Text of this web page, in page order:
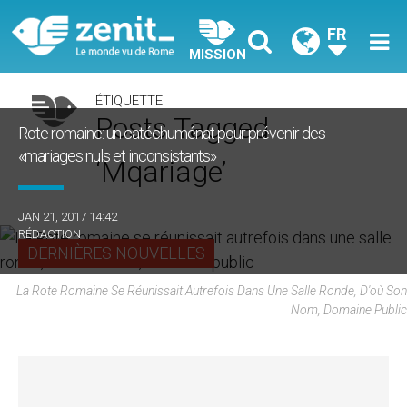
MISSION
FR
ÉTIQUETTE
Posts Tagged
‘mqariage’
DERNIÈRES NOUVELLES
Rote romaine: un catéchuménat pour prévenir des
«mariages nuls et inconsistants»
JAN 21, 2017 14:42
RÉDACTION
La Rote Romaine Se Réunissait Autrefois Dans Une Salle Ronde, D'où Son
Nom, Domaine Public